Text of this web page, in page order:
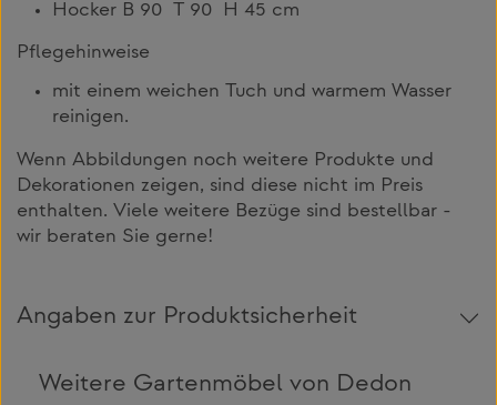
Hocker B 90 T 90 H 45 cm
Pflegehinweise
mit einem weichen Tuch und warmem Wasser
reinigen.
Wenn Abbildungen noch weitere Produkte und
Dekorationen zeigen, sind diese nicht im Preis
enthalten. Viele weitere Bezüge sind bestellbar -
wir beraten Sie gerne!
Angaben zur Produktsicherheit
Weitere Gartenmöbel von Dedon